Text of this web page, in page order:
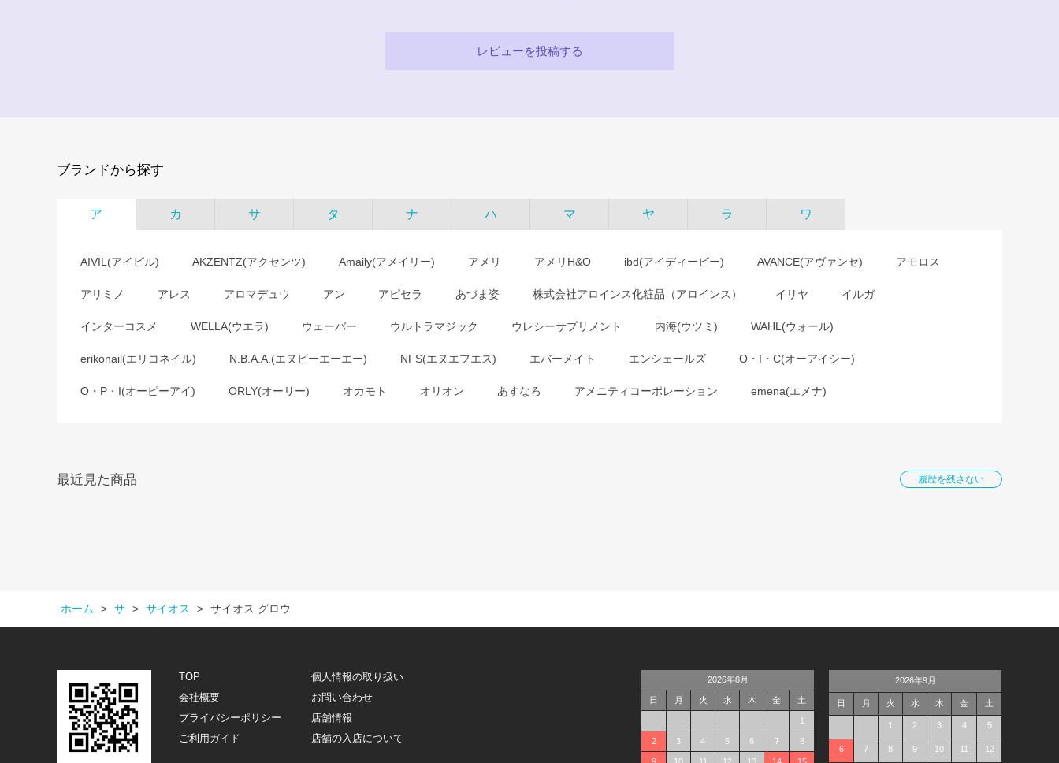
レビューを投稿する
ブランドから探す
ア カ サ タ ナ ハ マ ヤ ラ ワ
AIVIL(アイビル) AKZENTZ(アクセンツ) Amaily(アメイリー) アメリ アメリH&O ibd(アイディービー) AVANCE(アヴァンセ) アモロス
アリミノ アレス アロマデュウ アン アピセラ あづま姿 株式会社アロインス化粧品（アロインス） イリヤ イルガ
インターコスメ WELLA(ウエラ) ウェーバー ウルトラマジック ウレシーサプリメント 内海(ウツミ) WAHL(ウォール)
erikonail(エリコネイル) N.B.A.A.(エヌビーエーエー) NFS(エヌエフエス) エバーメイト エンシェールズ O・I・C(オーアイシー)
O・P・I(オーピーアイ) ORLY(オーリー) オカモト オリオン あすなろ アメニティコーポレーション emena(エメナ)
最近見た商品 履歴を残さない
ホーム > サ > サイオス > サイオス グロウ
TOP
個人情報の取り扱い
会社概要
お問い合わせ
プライバシーポリシー
店舗情報
ご利用ガイド
店舗の入店について
2026年8月
日 月 火 水 木 金 土
1
2 3 4 5 6 7 8
2026年9月
日 月 火 水 木 金 土
1 2 3 4 5
6 7 8 9 10 11 12